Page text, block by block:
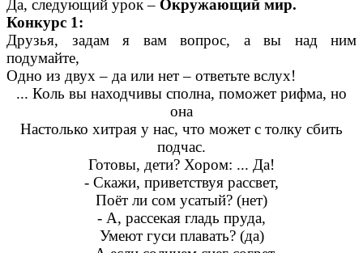
Да, следующий урок – Окружающий мир.
Конкурс 1:
Друзья, задам я вам вопрос, а вы над ним
подумайте,
Одно из двух – да или нет – ответьте вслух!
... Коль вы находчивы сполна, поможет рифма, но
она
Настолько хитрая у нас, что может с толку сбить
подчас.
Готовы, дети? Хором: ... Да!
- Скажи, приветствуя рассвет,
Поёт ли сом усатый? (нет)
- А, рассекая гладь пруда,
Умеют гуси плавать? (да)